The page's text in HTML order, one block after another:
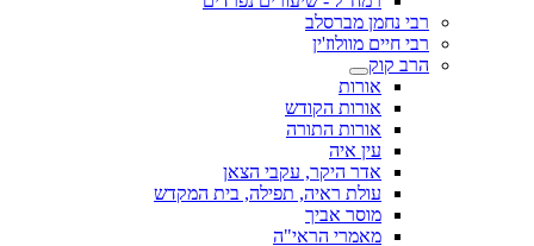
רבי נחמן מברסלב
רבי חיים מוולוז'ין
הרב קוק
אורות
אורות הקודש
אורות התורה
עין איה
אדר היקר, עקבי הצאן
עולת ראיה, תפילה, בית המקדש
מוסר אביך
מאמרי הראי"ה